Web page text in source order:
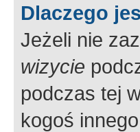
Dlaczego
Jeżeli nie
wizycie
podczas tej
kogoś